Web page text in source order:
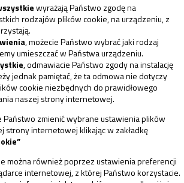
wyrażają Państwo zgodę na
rodzajów plików cookie, na urządzeniu, z
, możecie Państwo wybrać jaki rodzaj
umieszczać w Państwa urządzeniu.
, odmawiacie Państwo zgody na instalację
jednak pamiętać, że ta odmowa nie dotyczy
cookie niezbędnych do prawidłowego
naszej strony internetowej.
Państwo zmienić wybrane ustawienia plików
strony internetowej klikając w zakładkę
można również poprzez ustawienia preferencji
internetowej, z której Państwo korzystacie.